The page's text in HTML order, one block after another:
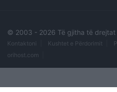
© 2003 - 2026 Të gjitha të
Kontaktoni Kushtet e Përdorimit
orihost.com